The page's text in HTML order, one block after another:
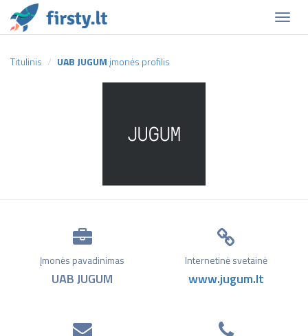
Titulinis UAB JUGUM įmonės profilis
Įmonės pavadinimas
UAB JUGUM
Internetinė svetainė
www.jugum.lt